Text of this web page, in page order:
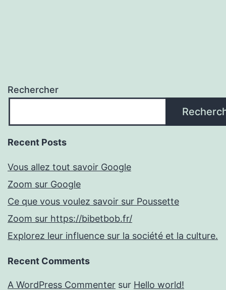
Rechercher
Recent Posts
Vous allez tout savoir Google
Zoom sur Google
Ce que vous voulez savoir sur Poussette
Zoom sur https://bibetbob.fr/
Explorez leur influence sur la société et la culture.
Recent Comments
A WordPress Commenter sur Hello world!